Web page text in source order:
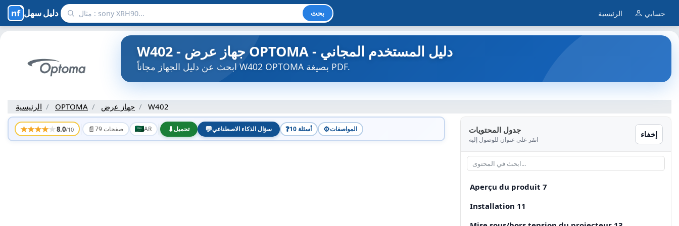
دليل سهل بحث الرئيسية حسابي
W402 - جهاز عرض OPTOMA - دليل المستخدم المجاني
ابحث عن دليل الجهاز مجاناً W402 OPTOMA بصيغة PDF.
الرئيسية OPTOMA جهاز عرض W402
★★★★★8.0/10 📄 79 صفحات AR ⬇تحميل 💬سؤال الذكاء الاصطناعي ❓ 10 أسئلة ⚙️المواصفات جدول المحتويات
انقر على عنوان للوصول إليه
إخفاء
Aperçu du produit 7
Installation 11